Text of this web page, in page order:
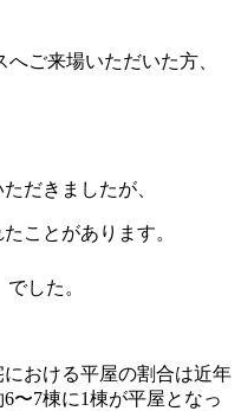
ご来場いただいた方、
だきましたが、
ことがあります。
でした。
おける平屋の割合は近年
〜7棟に1棟が平屋となっ